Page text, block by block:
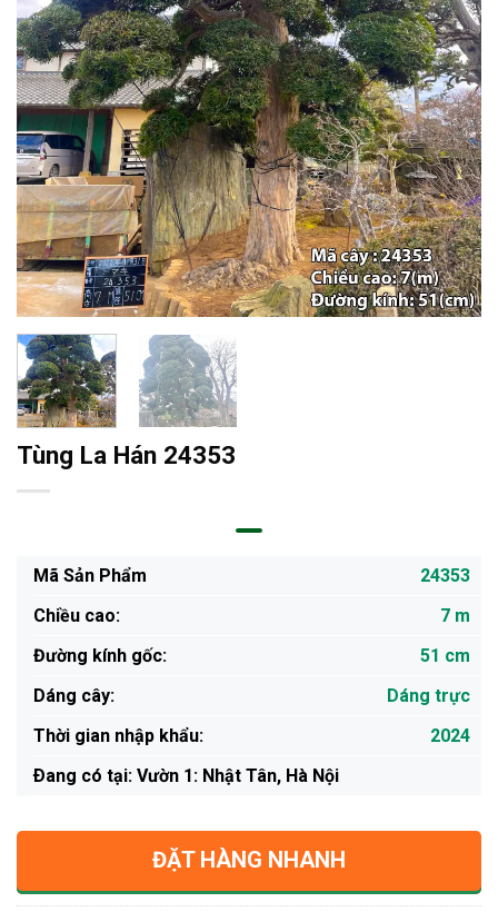
Tùng La Hán 24353
Mã Sản Phẩm
24353
Chiều cao:
7 m
Đường kính gốc:
51 cm
Dáng cây:
Dáng trực
Thời gian nhập khẩu:
2024
Ðang có tại: Vườn 1: Nhật Tân, Hà Nội
ĐẶT HÀNG NHANH